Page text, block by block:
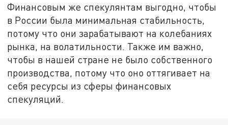
Финансовым же спекулянтам выгодно, чтобы
в России была минимальная стабильность,
потому что они зарабатывают на колебаниях
рынка, на волатильности. Также им важно,
чтобы в нашей стране не было собственного
производства, потому что оно оттягивает на
себя ресурсы из сферы финансовых
спекуляций.